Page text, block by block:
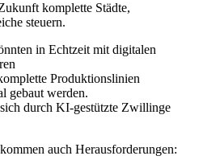
komplette Städte,
steuern.
in Echtzeit mit digitalen
Produktionslinien
gebaut werden.
durch KI-gestützte Zwillinge
auch Herausforderungen: